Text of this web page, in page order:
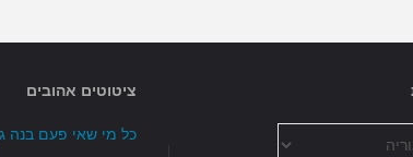
ציטוטים אהובים
כל מי שאי פעם בנה